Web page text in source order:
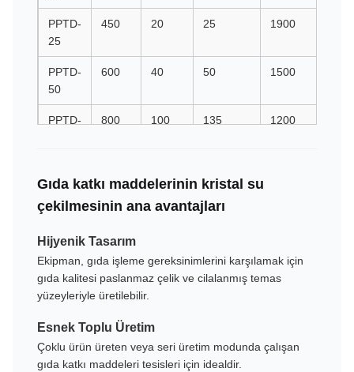
PPTD-
25
450 20 25 1900
PPTD-
50
600 40 50 1500
PPTD-
800 100 135 1200
135-
NA
PPTD-
200
PPTD-
200-
1000 150 200 1200
PPTD-
300
1200 250 300 800
Gıda katkı maddelerinin kristal su
çekilmesinin ana avantajları
Hijyenik Tasarım
Ekipman, gıda işleme gereksinimlerini karşılamak için
gıda kalitesi paslanmaz çelik ve cilalanmış temas
yüzeyleriyle üretilebilir.
Esnek Toplu Üretim
Çoklu ürün üreten veya seri üretim modunda çalışan
gıda katkı maddeleri tesisleri için idealdir.